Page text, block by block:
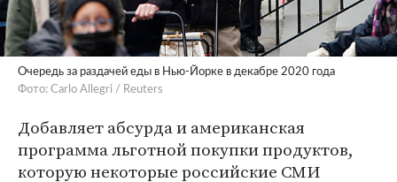
Очередь за раздачей еды в Нью-Йорке в декабре 2020 года
Фото: Carlo Allegri / Reuters
Добавляет абсурда и американская
программа льготной покупки продуктов,
которую некоторые российские СМИ